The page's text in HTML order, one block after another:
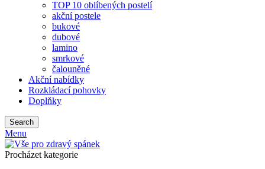
TOP 10 oblíbených postelí
akční postele
bukové
dubové
lamino
smrkové
čalouněné
Akční nabídky
Rozkládací pohovky
Doplňky
Search
Menu
Procházet kategorie